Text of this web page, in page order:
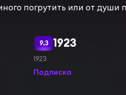
погрутить или от души
9.3 1923
1923
Подписка